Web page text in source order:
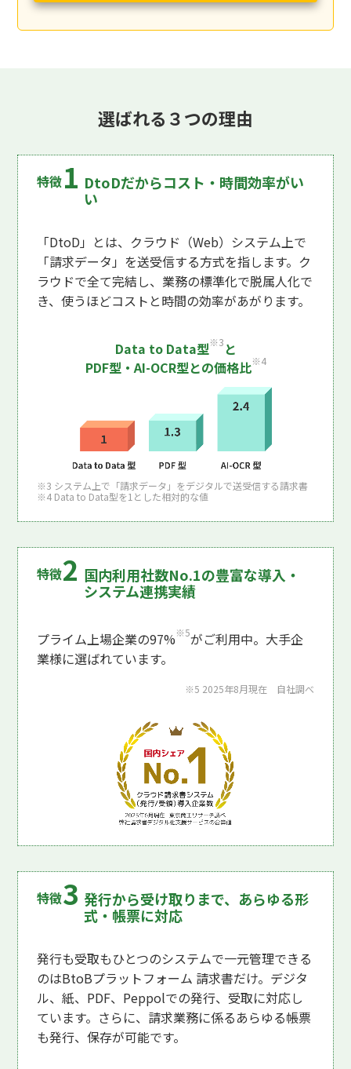
選ばれる３つの理由
DtoDだからコスト・時間効率がい
い
「DtoD」とは、クラウド（Web）システム上で
「請求データ」を送受信する方式を指します。ク
ラウドで全て完結し、業務の標準化で脱属人化で
き、使うほどコストと時間の効率があがります。
Data to Data型※3 と
PDF型・AI-OCR型との価格比※4
※3 システム上で「請求データ」をデジタルで送受信する請求書
※4 Data to Data型を1とした相対的な値
国内利用社数No.1の豊富な導入・
システム連携実績
プライム上場企業の97%※5がご利用中。大手企
業様に選ばれています。
※5 2025年8月現在 自社調べ
発行から受け取りまで、あらゆる形
式・帳票に対応
発行も受取もひとつのシステムで一元管理できる
のはBtoBプラットフォーム 請求書だけ。デジタ
ル、紙、PDF、Peppolでの発行、受取に対応し
ています。さらに、請求業務に係るあらゆる帳票
も発行、保存が可能です。